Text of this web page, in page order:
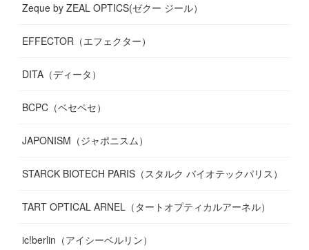
Zeque by ZEAL OPTICS(ゼクー ジール）
EFFECTOR（エフェクター）
DITA（ディータ）
BCPC（ベセペセ）
JAPONISM（ジャポニスム）
STARCK BIOTECH PARIS（スタルク バイオテックパリス）
TART OPTICAL ARNEL（タートオプティカルアーネル）
ic!berlin（アイシーベルリン）